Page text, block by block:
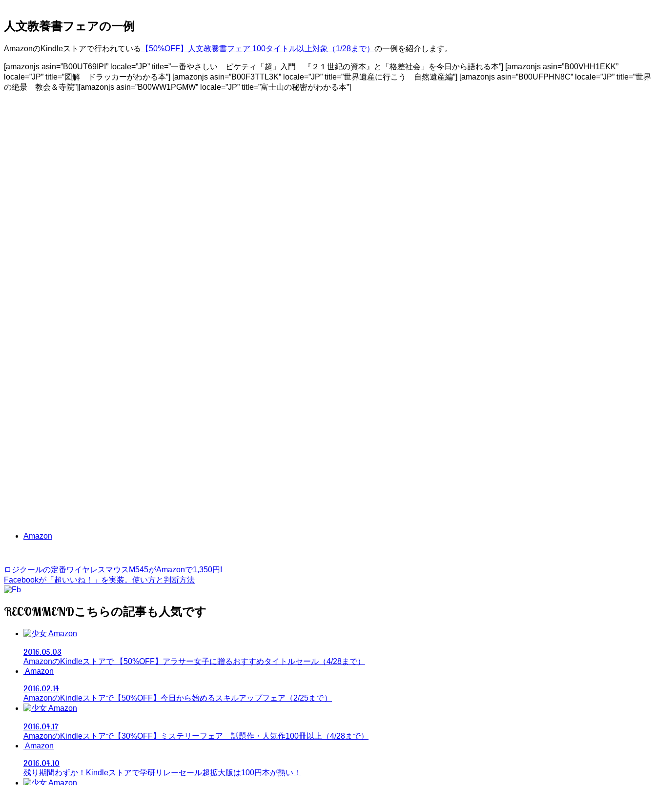
人文教養書フェアの一例
AmazonのKindleストアで行われている 【50%OFF】人文教養書フェア 100タイトル以上対象（1/28まで） の一例を紹介します。
[amazonjs asin=”B00UT69IPI” locale=”JP” title=”一番やさしい ピケティ「超」入門 『２１世紀の資本』と「格差社会」を今日から語れる本”] [amazonjs asin=”B00VHH1EKK”
locale=”JP” title=”図解 ドラッカーがわかる本”] [amazonjs asin=”B00F3TTL3K” locale=”JP” title=”世界遺産に行こう 自然遺産編”] [amazonjs asin=”B00UFPHN8C” locale=”JP” title=”世界
の絶景 教会＆寺院”][amazonjs asin=”B00WW1PGMW” locale=”JP” title=”富士山の秘密がわかる本”]
Amazon
ロジクールの定番ワイヤレスマウスM545がAmazonで1,350円!
Facebookが「超いいね！」を実装。使い方と判断方法
RECOMMEND
Amazon
2016.05.03
AmazonのKindleストアで 【50%OFF】アラサー女子に贈るおすすめタイトルセール（4/28まで）
Amazon
2016.02.14
AmazonのKindleストアで【50%OFF】今日から始めるスキルアップフェア（2/25まで）
Amazon
2016.04.17
AmazonのKindleストアで【30%OFF】ミステリーフェア 話題作・人気作100冊以上（4/28まで）
Amazon
2016.04.10
残り期間わずか！Kindleストアで学研リレーセール超拡大版は100円本が熱い！
Amazon